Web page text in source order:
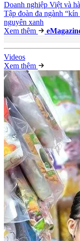
Doanh nghiệp Việt và
Tập đoàn đa ngành
nguyên xanh
Xem thêm
e
Videos
Xem thêm